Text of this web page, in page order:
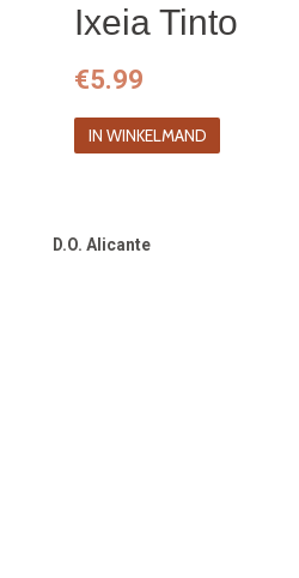
Ixeia Tinto
€5.99
IN WINKELMAND
D.O. Alicante